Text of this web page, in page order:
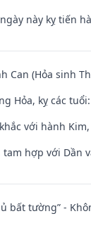
này kỵ tiến
Can (Hỏa sinh
Hỏa, kỵ các
với hành
hợp với Dần
bất tường” -